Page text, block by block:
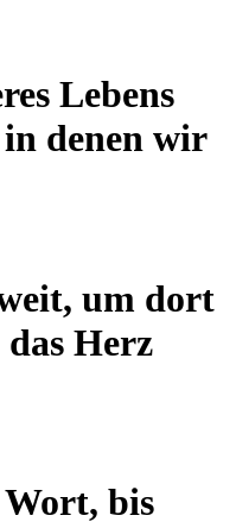
Lebens
denen wir
um dort
Herz
bis